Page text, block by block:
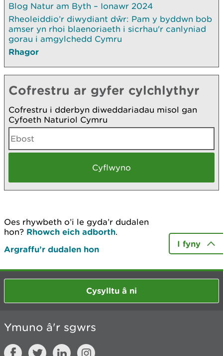
Blog Natur am Byth – Ionawr 2024
Rheoleiddio’r diwydiant dŵr: Pam y byddwn bob
amser yn rhoi blaenoriaeth i sicrhau'r canlyniad
gorau i amgylchedd Cymru
Rhagor
Cofrestru ar gyfer cylchlythyr
Cofrestru i dderbyn diweddariadau misol gan
Cyfoeth Naturiol Cymru
Oes rhywbeth o’i le gyda’r dudalen
hon? Rhowch eich adborth.
Argraffu’r dudalen hon
I fyny
Cysylltu â ni
Ymuno â'r sgwrs